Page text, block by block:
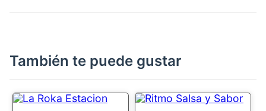
También te puede gustar